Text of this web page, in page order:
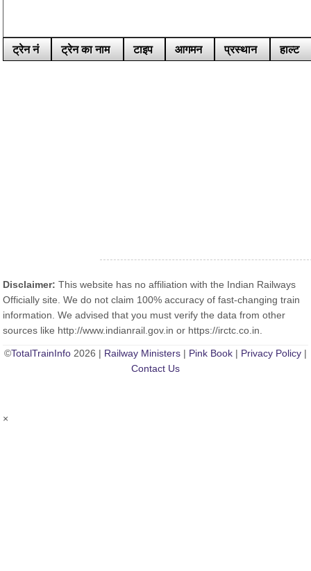
ट्रेन नं ट्रेन का नाम टाइप आगमन प्रस्थान हाल्ट
Disclaimer: This website has no affiliation with the Indian Railways
Officially site. We do not claim 100% accuracy of fast-changing train
information. We advised that you must verify the data from other
sources like http://www.indianrail.gov.in or https://irctc.co.in.
©TotalTrainInfo 2026 | Railway Ministers | Pink Book | Privacy Policy |
Contact Us
×